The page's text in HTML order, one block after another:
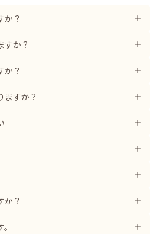
か？
すか？
か？
ますか？
か？